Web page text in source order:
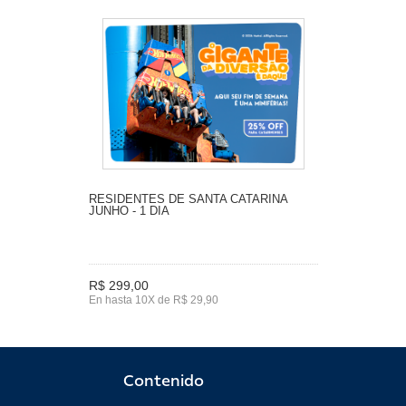
RESIDENTES DE SANTA CATARINA
JUNHO - 1 DIA
R$ 299,00
En hasta 10X de R$ 29,90
Contenido